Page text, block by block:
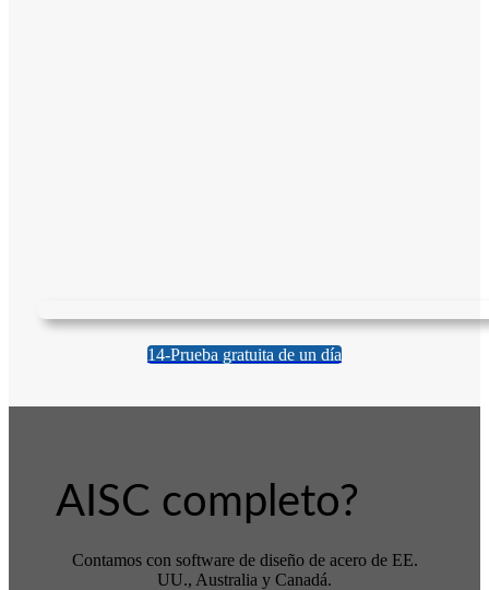
14-Prueba gratuita de un día
AISC completo?
Contamos con software de diseño de acero de EE.
UU., Australia y Canadá.